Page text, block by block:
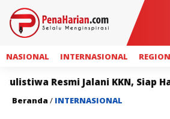
NASIONAL INTERNASIONAL
Jalani KKN, Siap Hadirkan
Beranda / INTERNASIONAL